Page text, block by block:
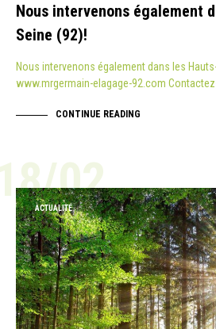
Nous intervenons également
Seine (92)!
Nous intervenons également dans les
www.mrgermain-elagage-92.com
CONTINUE READING
02
ACTUALITÉ